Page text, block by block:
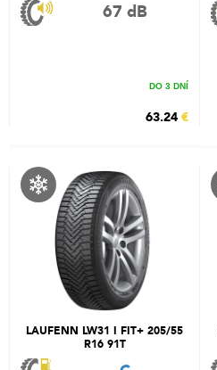
67 dB
DO 3 DNÍ
63.24 €
LAUFENN LW31 I FIT+ 205/55
R16 91T